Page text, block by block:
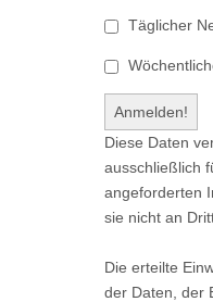
Täglicher
Diese Daten
ausschließlich
angeforderten
sie nicht an
Die erteilte
der Daten, der